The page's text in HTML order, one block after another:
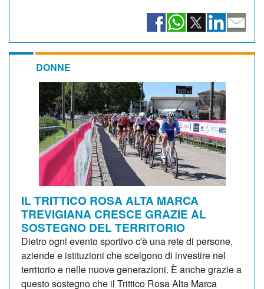
DONNE
IL TRITTICO ROSA ALTA MARCA
TREVIGIANA CRESCE GRAZIE AL
SOSTEGNO DEL TERRITORIO
Dietro ogni evento sportivo c'è una rete di persone,
aziende e istituzioni che scelgono di investire nel
territorio e nelle nuove generazioni. È anche grazie a
questo sostegno che il Trittico Rosa Alta Marca